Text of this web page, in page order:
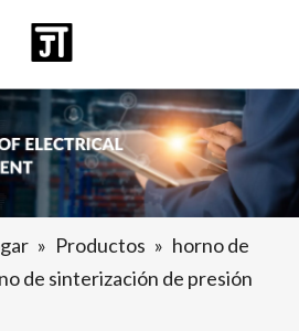
Deutsch
Pусский
العربية
English
» Productos » horno de
de sinterización de presión